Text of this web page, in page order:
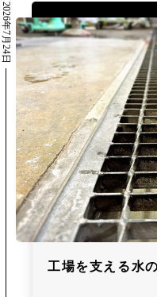
工場を支える水
2026年7月24日